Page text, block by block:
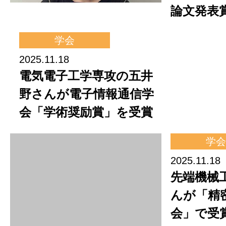
論文発表
学会
2025.11.18
先端機械
んが「精
会」で受